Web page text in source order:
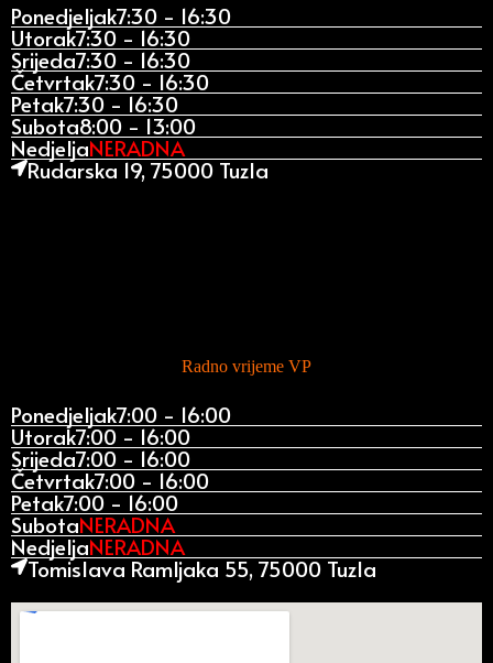
Ponedjeljak7:30 - 16:30
Utorak7:30 - 16:30
Srijeda7:30 - 16:30
Četvrtak7:30 - 16:30
Petak7:30 - 16:30
Subota8:00 - 13:00
NedjeljaNERADNA
Rudarska 19, 75000 Tuzla
Radno vrijeme VP
Ponedjeljak7:00 - 16:00
Utorak7:00 - 16:00
Srijeda7:00 - 16:00
Četvrtak7:00 - 16:00
Petak7:00 - 16:00
SubotaNERADNA
NedjeljaNERADNA
Tomislava Ramljaka 55, 75000 Tuzla